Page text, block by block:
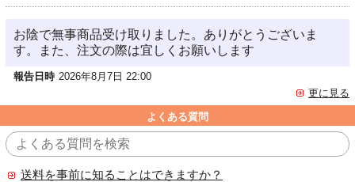
お陰で無事商品受け取りました。ありがとうございま
す。また、注文の際は宜しくお願いします
報告日時 2026年8月7日 22:00
更に見る
よくある質問
送料を事前に知ることはできますか？